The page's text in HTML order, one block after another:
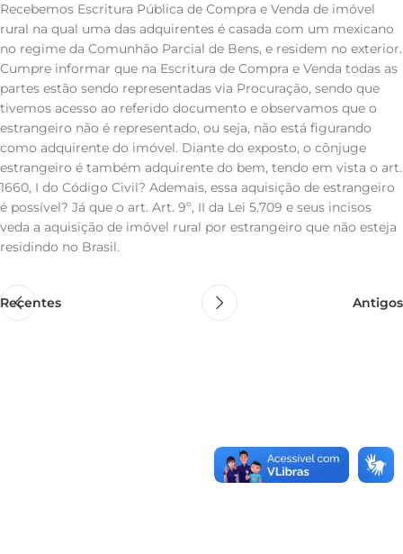
Recebemos Escritura Pública de Compra e Venda de imóvel
rural na qual uma das adquirentes é casada com um mexicano
no regime da Comunhão Parcial de Bens, e residem no exterior.
Cumpre informar que na Escritura de Compra e Venda todas as
partes estão sendo representadas via Procuração, sendo que
tivemos acesso ao referido documento e observamos que o
estrangeiro não é representado, ou seja, não está figurando
como adquirente do imóvel. Diante do exposto, o cônjuge
estrangeiro é também adquirente do bem, tendo em vista o art.
1660, I do Código Civil? Ademais, essa aquisição de estrangeiro
é possível? Já que o art. Art. 9º, II da Lei 5.709 e seus incisos
veda a aquisição de imóvel rural por estrangeiro que não esteja
residindo no Brasil.
Recentes Antigos